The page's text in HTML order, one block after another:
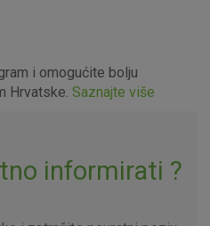
i omogućite bolju
Hrvatske. Saznajte više